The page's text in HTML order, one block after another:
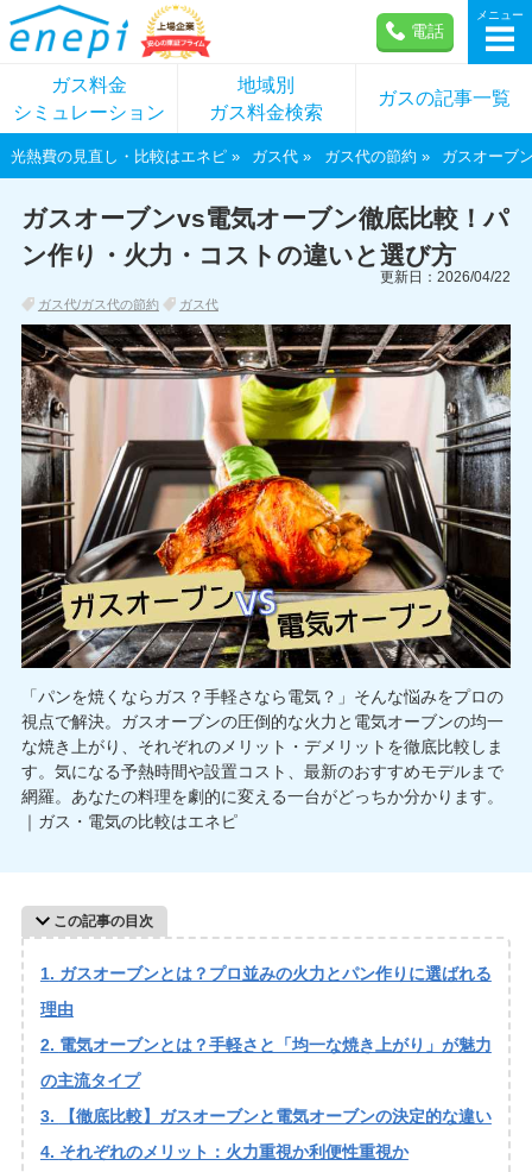
電話
メニュー
ガス料金
シミュレーション
地域別
ガス料金検索
ガスの記事一覧
光熱費の見直し・比較はエネピ ガス代 ガス代の節約 ガスオーブ
ガスオーブンvs電気オーブン徹底比較！パ
ン作り・火力・コストの違いと選び方
ガス代/ガス代の節約 ガス代
更新日：2026/04/22
「パンを焼くならガス？手軽さなら電気？」そんな悩みをプロの
視点で解決。ガスオーブンの圧倒的な火力と電気オーブンの均一
な焼き上がり、それぞれのメリット・デメリットを徹底比較しま
す。気になる予熱時間や設置コスト、最新のおすすめモデルまで
網羅。あなたの料理を劇的に変える一台がどっちか分かります。
｜ガス・電気の比較はエネピ
この記事の目次
ガスオーブンとは？プロ並みの火力とパン作りに選ばれる
理由
電気オーブンとは？手軽さと「均一な焼き上がり」が魅力
の主流タイプ
【徹底比較】ガスオーブンと電気オーブンの決定的な違い
それぞれのメリット：火力重視か利便性重視か